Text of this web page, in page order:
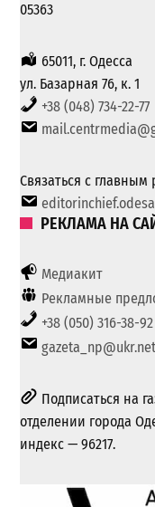
05363
65011, г. Одесса
ул. Базарная 76, к. 1
+38 (048) 734-22-77
Связаться с главным
РЕКЛАМА НА
Медиакит
Рекламные
+38 (050) 316-38-92
gazeta_np@ukr.net
Подписаться на
отделении города
индекс — 96217.